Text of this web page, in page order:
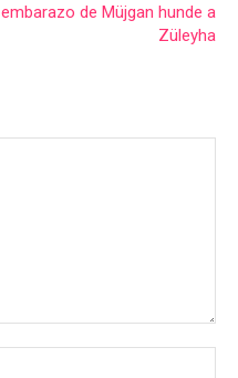
embarazo de Müjgan hunde a
Züleyha